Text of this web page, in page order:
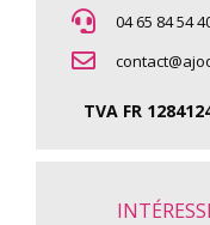
04 65 84 54
TVA FR